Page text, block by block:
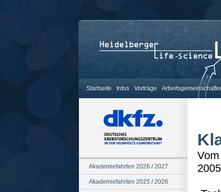
Startseite Infos Vorträge
Akademiefahrten 2026 / 2027
Akademiefahrten 2025 / 2026